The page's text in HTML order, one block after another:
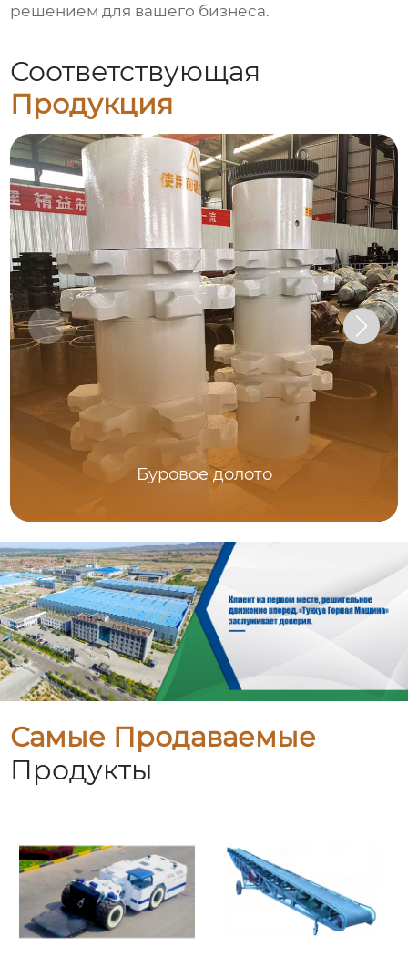
решением для вашего бизнеса.
Соответствующая
Продукция
Буровое долото
Самые Продаваемые
Продукты